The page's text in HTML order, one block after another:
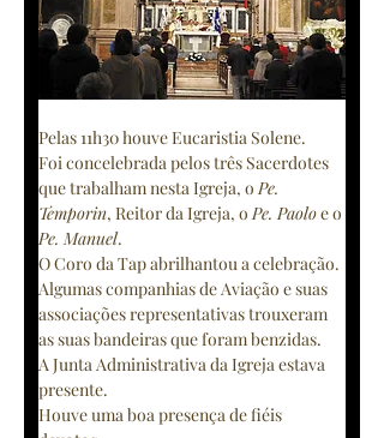
Pelas 11h30 houve Eucaristia Solene.
Foi concelebrada pelos três Sacerdotes
que trabalham nesta Igreja, o Pe.
Temporin, Reitor da Igreja, o Pe. Paolo e o
Pe. Manuel.
O Coro da Tap abrilhantou a celebração.
Algumas companhias de Aviação e suas
associações representativas trouxeram
as suas bandeiras que foram benzidas.
A Junta Administrativa da Igreja estava
presente.
Houve uma boa presença de fiéis